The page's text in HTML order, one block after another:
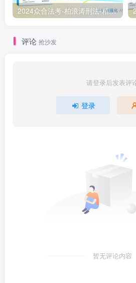
2024众合法考-柏浪涛刑法-精讲卷pdf电子版（附视频1-76全）
评论 抢沙发
请登录后发表评
登录
暂无评论内容